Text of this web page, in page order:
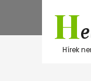
content
H
Hírek